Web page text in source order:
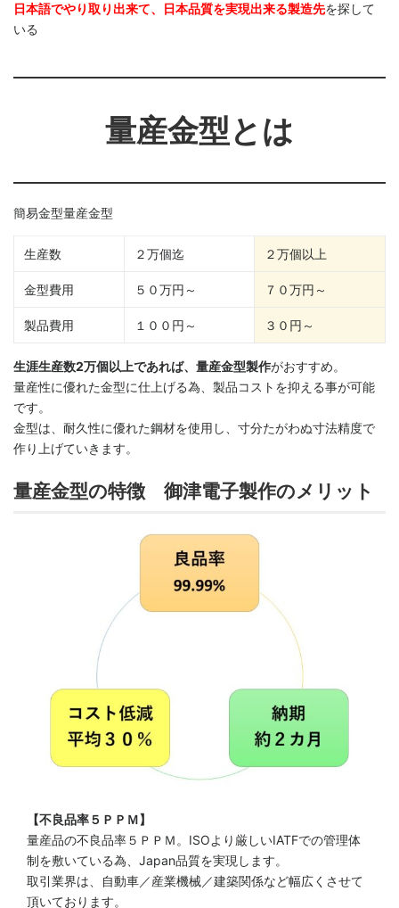
日本語でやり取り出来て、日本品質を実現出来る製造先を探して
いる
量産金型とは
簡易金型量産金型
生産数 ２万個迄 ２万個以上
金型費用 ５０万円～ ７０万円～
製品費用 １００円～ ３０円～
生涯生産数2万個以上であれば、量産金型製作がおすすめ。
量産性に優れた金型に仕上げる為、製品コストを抑える事が可能
です。
金型は、耐久性に優れた鋼材を使用し、寸分たがわぬ寸法精度で
作り上げていきます。
量産金型の特徴 御津電子製作のメリット
【不良品率５ＰＰＭ】
量産品の不良品率５ＰＰＭ。ISOより厳しいIATFでの管理体
制を敷いている為、Japan品質を実現します。
取引業界は、自動車／産業機械／建築関係など幅広くさせて
頂いております。